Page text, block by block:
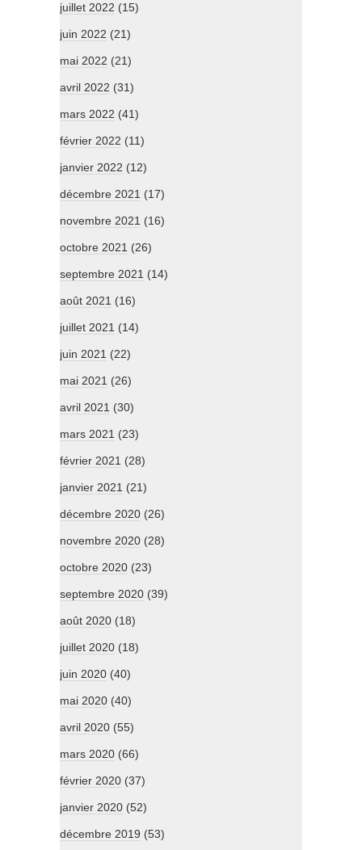
juillet 2022 (15)
juin 2022 (21)
mai 2022 (21)
avril 2022 (31)
mars 2022 (41)
février 2022 (11)
janvier 2022 (12)
décembre 2021 (17)
novembre 2021 (16)
octobre 2021 (26)
septembre 2021 (14)
août 2021 (16)
juillet 2021 (14)
juin 2021 (22)
mai 2021 (26)
avril 2021 (30)
mars 2021 (23)
février 2021 (28)
janvier 2021 (21)
décembre 2020 (26)
novembre 2020 (28)
octobre 2020 (23)
septembre 2020 (39)
août 2020 (18)
juillet 2020 (18)
juin 2020 (40)
mai 2020 (40)
avril 2020 (55)
mars 2020 (66)
février 2020 (37)
janvier 2020 (52)
décembre 2019 (53)